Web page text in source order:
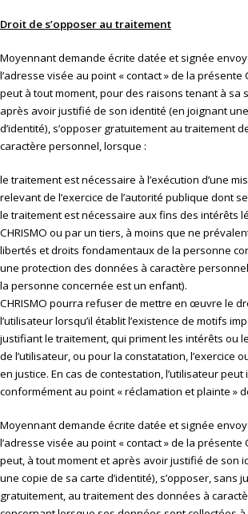
Droit de s’opposer au traitement
Moyennant demande écrite datée et signée
l’adresse visée au point « contact » de la présente
peut à tout moment, pour des raisons tenant à sa
après avoir justifié de son identité (en joignant
d’identité), s’opposer gratuitement au traitement
caractère personnel, lorsque :
le traitement est nécessaire à l’exécution d’une
relevant de l’exercice de l’autorité publique dont
le traitement est nécessaire aux fins des intérêts
CHRISMO ou par un tiers, à moins que ne
libertés et droits fondamentaux de la personne
une protection des données à caractère
la personne concernée est un enfant).
CHRISMO pourra refuser de mettre en œuvre le
l’utilisateur lorsqu’il établit l’existence de motifs
justifiant le traitement, qui priment les intérêts ou
de l’utilisateur, ou pour la constatation, l’exercice
en justice. En cas de contestation, l’utilisateur
conformément au point « réclamation et plainte »
Moyennant demande écrite datée et signée
l’adresse visée au point « contact » de la présente
peut, à tout moment et après avoir justifié de son
une copie de sa carte d’identité), s’opposer, sans
gratuitement, au traitement des données à